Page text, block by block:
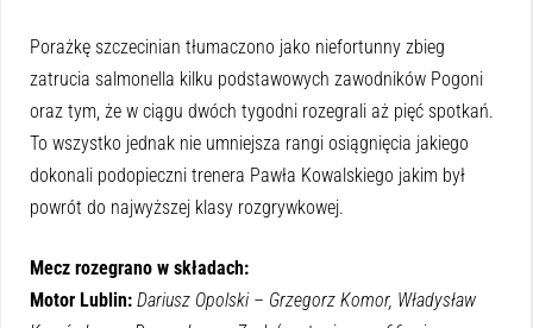
Porażkę szczecinian tłumaczono jako niefortunny zbieg
zatrucia salmonella kilku podstawowych zawodników Pogoni
oraz tym, że w ciągu dwóch tygodni rozegrali aż pięć spotkań.
To wszystko jednak nie umniejsza rangi osiągnięcia jakiego
dokonali podopieczni trenera Pawła Kowalskiego jakim był
powrót do najwyższej klasy rozgrywkowej.
Mecz rozegrano w składach:
Motor Lublin: Dariusz Opolski – Grzegorz Komor, Władysław